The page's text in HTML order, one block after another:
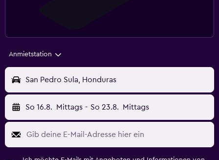
Anmietstation
San Pedro Sula, Honduras
So 16.8. Mittags - So 23.8. Mittags